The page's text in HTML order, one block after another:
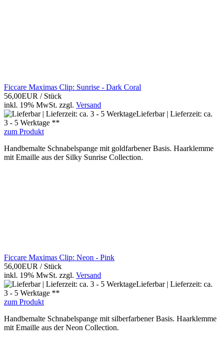
Ficcare Maximas Clip: Sunrise - Dark Coral
56,00EUR / Stück
inkl. 19% MwSt. zzgl. Versand
Lieferbar | Lieferzeit: ca.
3 - 5 Werktage **
zum Produkt
Handbemalte Schnabelspange mit goldfarbener Basis. Haarklemme
mit Emaille aus der Silky Sunrise Collection.
Ficcare Maximas Clip: Neon - Pink
56,00EUR / Stück
inkl. 19% MwSt. zzgl. Versand
Lieferbar | Lieferzeit: ca.
3 - 5 Werktage **
zum Produkt
Handbemalte Schnabelspange mit silberfarbener Basis. Haarklemme
mit Emaille aus der Neon Collection.